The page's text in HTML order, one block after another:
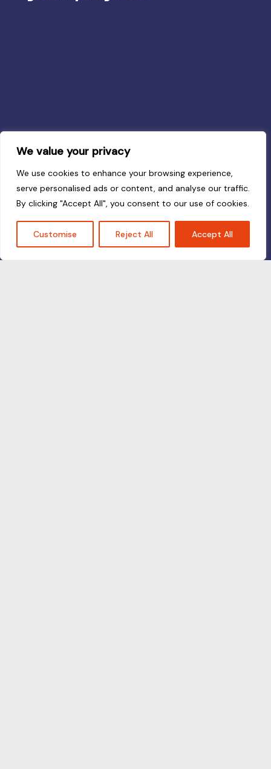
We value your privacy
We use cookies to enhance your browsing experience,
serve personalised ads or content, and analyse our traffic.
By clicking "Accept All", you consent to our use of cookies.
Customise Reject All Accept All